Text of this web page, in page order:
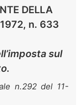
DELLA
n. 633
sul
n.292 del 11-